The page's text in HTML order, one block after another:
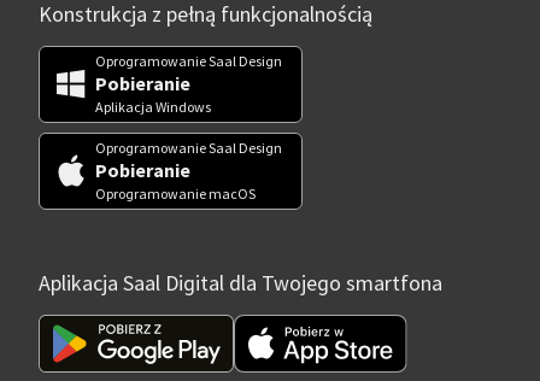
Konstrukcja z pełną funkcjonalnością
Oprogramowanie Saal Design
Pobieranie
Aplikacja Windows
Oprogramowanie Saal Design
Pobieranie
Oprogramowanie macOS
Aplikacja Saal Digital dla Twojego smartfona